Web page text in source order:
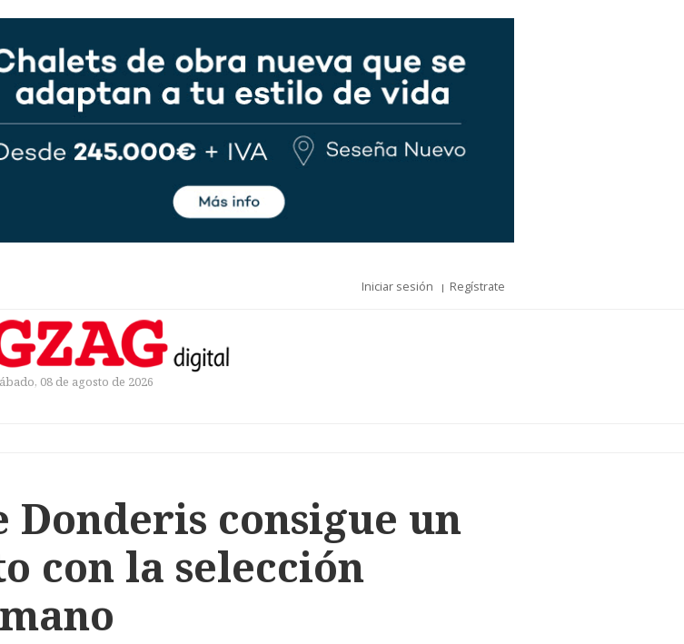
Iniciar sesión Regístrate
08 de agosto de 2026
consigue un
con la selección